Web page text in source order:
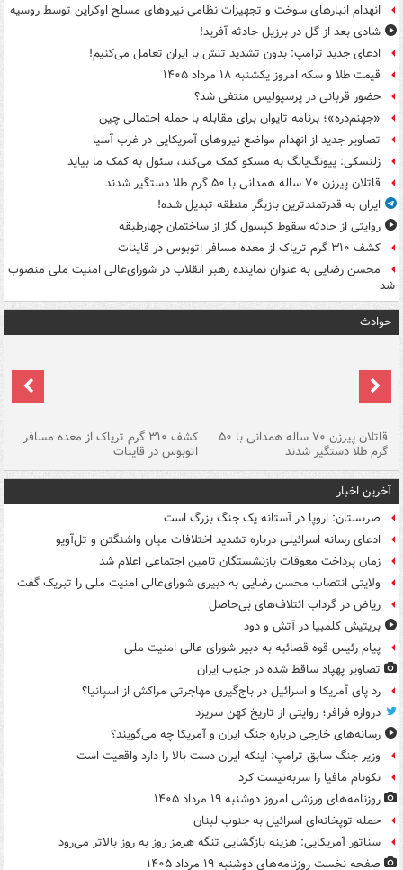
انهدام انبارهای سوخت و تجهیزات نظامی نیروهای مسلح اوکراین توسط روسیه
شادی بعد از گل در برزیل حادثه آفرید!
ادعای جدید ترامپ: بدون تشدید تنش با ایران تعامل می‌کنیم!
قیمت طلا و سکه امروز یکشنبه ۱۸ مرداد ۱۴۰۵
حضور قربانی در پرسپولیس منتفی شد؟
«جهنم‌دره»؛ برنامه تایوان برای مقابله با حمله احتمالی چین
تصاویر جدید از انهدام مواضع نیروهای آمریکایی در غرب آسیا
زلنسکی: پیونگ‌یانگ به مسکو کمک می‌کند، سئول به کمک ما بیاید
قاتلان پیرزن ۷۰ ساله همدانی با ۵۰ گرم طلا دستگیر شدند
ایران به قدرتمندترین بازیگرِ منطقه تبدیل شده!
روایتی از حادثه سقوط کپسول گاز از ساختمان چهارطبقه
کشف ۳۱۰ گرم تریاک از معده مسافر اتوبوس در قاینات
محسن رضایی به عنوان نماینده رهبر انقلاب در شورای‌عالی امنیت ملی منصوب
شد
حوادث
قاتلان پیرزن ۷۰ ساله همدانی با ۵۰
گرم طلا دستگیر شدند
کشف ۳۱۰ گرم تریاک از معده مسافر
اتوبوس در قاینات
آخرین اخبار
صربستان: اروپا در آستانه یک جنگ بزرگ است
ادعای رسانه اسرائیلی درباره تشدید اختلافات میان واشنگتن و تل‌آویو
زمان پرداخت معوقات بازنشستگان تامین اجتماعی اعلام شد
ولایتی انتصاب محسن رضایی به دبیری شورای‌عالی امنیت ملی را تبریک گفت
ریاض در گرداب ائتلاف‌های بی‌حاصل
بریتیش کلمبیا در آتش و دود
پیام رئیس قوه قضائیه به دبیر شورای عالی امنیت ملی
تصاویر پهپاد ساقط شده در جنوب ایران
رد پای آمریکا و اسرائیل در باج‌گیری مهاجرتی مراکش از اسپانیا؟
دروازه فرافر؛ روایتی از تاریخ کهن سریزد
رسانه‌های خارجی درباره جنگ ایران و آمریکا چه می‌گویند؟
وزیر جنگ سابق ترامپ: اینکه ایران دست بالا را دارد واقعیت است
نکونام مافیا را سربه‌نیست کرد
روزنامه‌های ورزشی امروز دوشنبه ۱۹ مرداد ۱۴۰۵
حمله توپخانه‌ای اسرائیل به جنوب لبنان
سناتور آمریکایی: هزینه بازگشایی تنگه هرمز روز به روز بالاتر می‌رود
صفحه نخست روزنامه‌های دوشنبه ۱۹ مرداد ۱۴۰۵